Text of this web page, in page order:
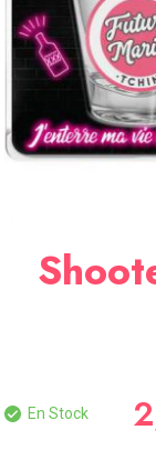
SOIRÉE
OCCASIONS
SPÉCIALES
DÉCO
TABLE
ET
En Stock